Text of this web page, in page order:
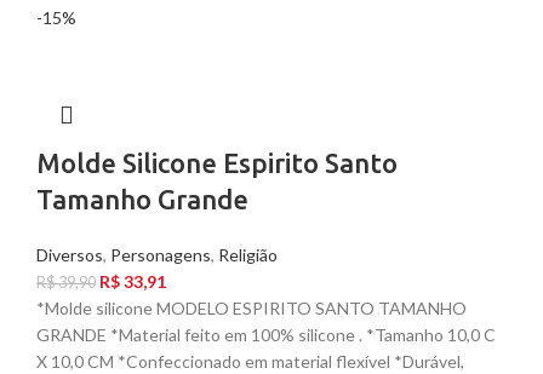
-15%
Molde Silicone Espirito Santo
Tamanho Grande
Diversos, Personagens, Religião
R$39,90 R$33,91
*Molde silicone MODELO ESPIRITO SANTO TAMANHO
GRANDE *Material feito em 100% silicone . *Tamanho 10,0 C
X 10,0 CM *Confeccionado em material flexível *Durável,